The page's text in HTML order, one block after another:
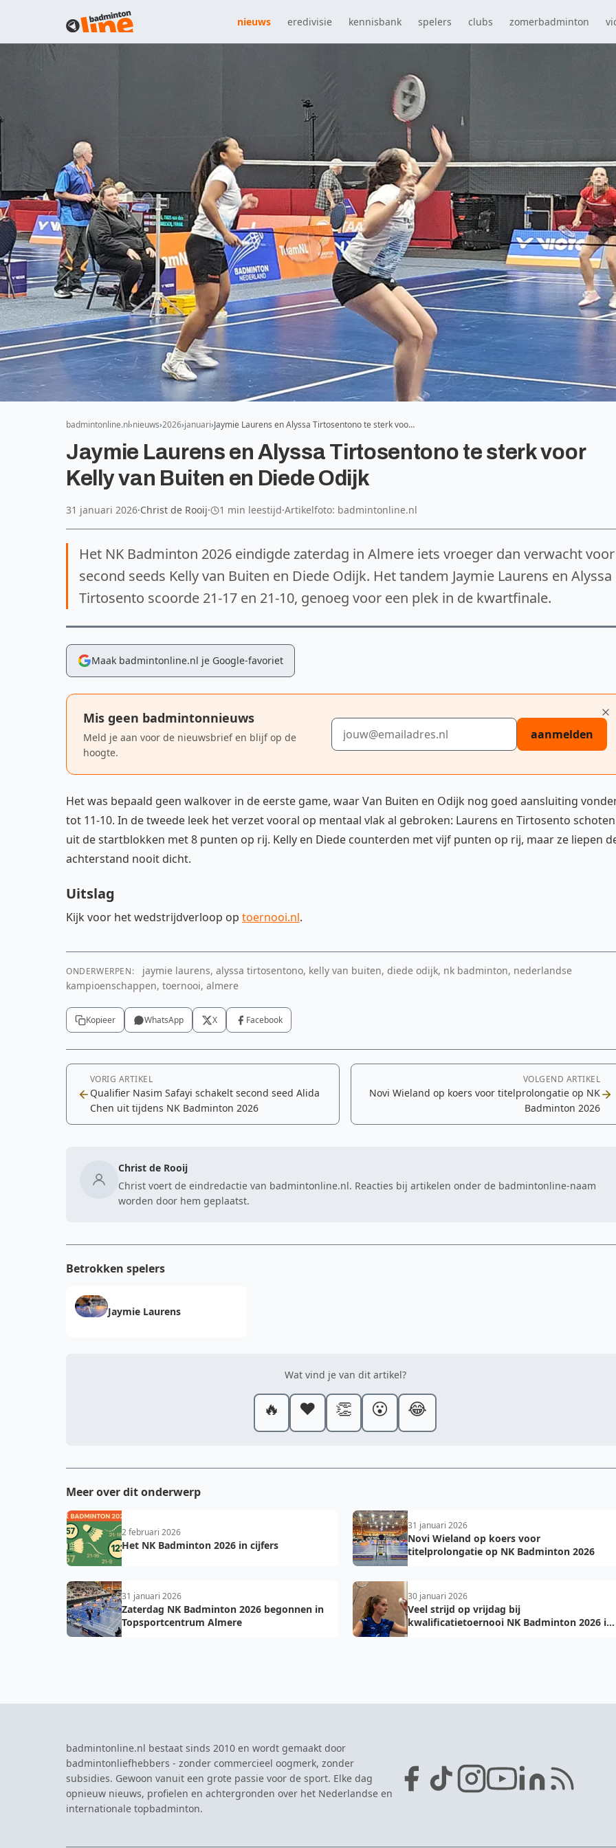
nieuws eredivisie kennisbank spelers clubs zomerbadminton
badmintonline.nl nieuws 2026 januari Jaymie Laurens en Alyssa Tirtosentono te sterk voo…
Jaymie Laurens en Alyssa Tirtosentono te sterk voor
Kelly van Buiten en Diede Odijk
31 januari 2026·Christ de Rooij· 1 min leestijd·Artikelfoto: badmintonline.nl
Het NK Badminton 2026 eindigde zaterdag in Almere iets vroeger dan verwacht voor
second seeds Kelly van Buiten en Diede Odijk. Het tandem Jaymie Laurens en Alyssa
Tirtosento scoorde 21-17 en 21-10, genoeg voor een plek in de kwartfinale.
Maak badmintonline.nl je Google-favoriet
Mis geen badmintonnieuws
Meld je aan voor de nieuwsbrief en blijf op de
hoogte.
E-mailadres
aanmelden
Het was bepaald geen walkover in de eerste game, waar Van Buiten en Odijk nog goed aansluiting
tot 11-10. In de tweede leek het verzet vooral op mentaal vlak al gebroken: Laurens en Tirtosento schoten
uit de startblokken met 8 punten op rij. Kelly en Diede counterden met vijf punten op rij, maar ze liepen
achterstand nooit dicht.
Uitslag
Kijk voor het wedstrijdverloop op toernooi.nl.
ONDERWERPEN:
jaymie laurens, alyssa tirtosentono, kelly van buiten, diede odijk, nk badminton, nederlandse
kampioenschappen, toernooi, almere
Kopieer WhatsApp X Facebook
VORIG ARTIKEL
Qualifier Nasim Safayi schakelt second seed Alida
Chen uit tijdens NK Badminton 2026
VOLGEND ARTIKEL
Novi Wieland op koers voor titelprolongatie op NK
Badminton 2026
Christ de Rooij
Christ voert de eindredactie van badmintonline.nl. Reacties bij artikelen onder de badmintonline-naam
worden door hem geplaatst.
Betrokken spelers
Jaymie Laurens
Wat vind je van dit artikel?
🔥 ❤️ 👏 😮 😂
Meer over dit onderwerp
2 februari 2026
Het NK Badminton 2026 in cijfers
31 januari 2026
Novi Wieland op koers voor
titelprolongatie op NK Badminton 2026
31 januari 2026
Zaterdag NK Badminton 2026 begonnen in
Topsportcentrum Almere
30 januari 2026
Veel strijd op vrijdag bij
kwalificatietoernooi NK Badminton 2026 in
badmintonline.nl bestaat sinds 2010 en wordt gemaakt door
badmintonliefhebbers - zonder commercieel oogmerk, zonder
subsidies. Gewoon vanuit een grote passie voor de sport. Elke dag
opnieuw nieuws, profielen en achtergronden over het Nederlandse en
internationale topbadminton.